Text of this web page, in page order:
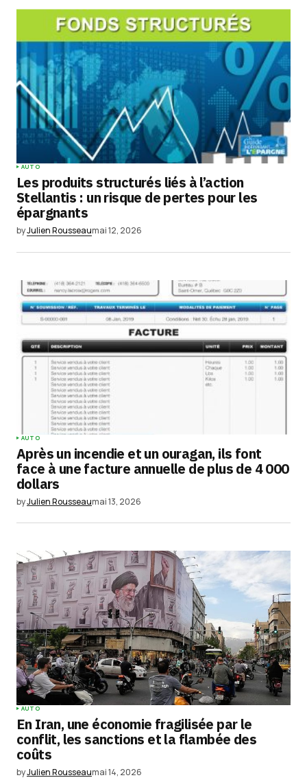
AUTO
Les produits structurés liés à l’action
Stellantis : un risque de pertes pour les
épargnants
byJulien Rousseaumai 12, 2026
AUTO
Après un incendie et un ouragan, ils font
face à une facture annuelle de plus de 4 000
dollars
byJulien Rousseaumai 13, 2026
AUTO
En Iran, une économie fragilisée par le
conflit, les sanctions et la flambée des
coûts
byJulien Rousseaumai 14, 2026